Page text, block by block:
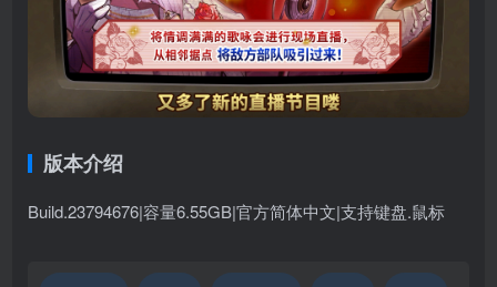
版本介绍
Build.23794676|容量6.55GB|官方简体中文|支持键盘.鼠标